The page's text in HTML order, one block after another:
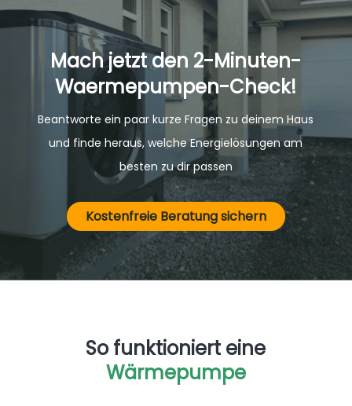
Mach jetzt den 2-Minuten-
Waermepumpen-Check!
Beantworte ein paar kurze Fragen zu deinem Haus
und finde heraus, welche Energielösungen am
besten zu dir passen
Kostenfreie Beratung sichern
So funktioniert eine
Wärmepumpe